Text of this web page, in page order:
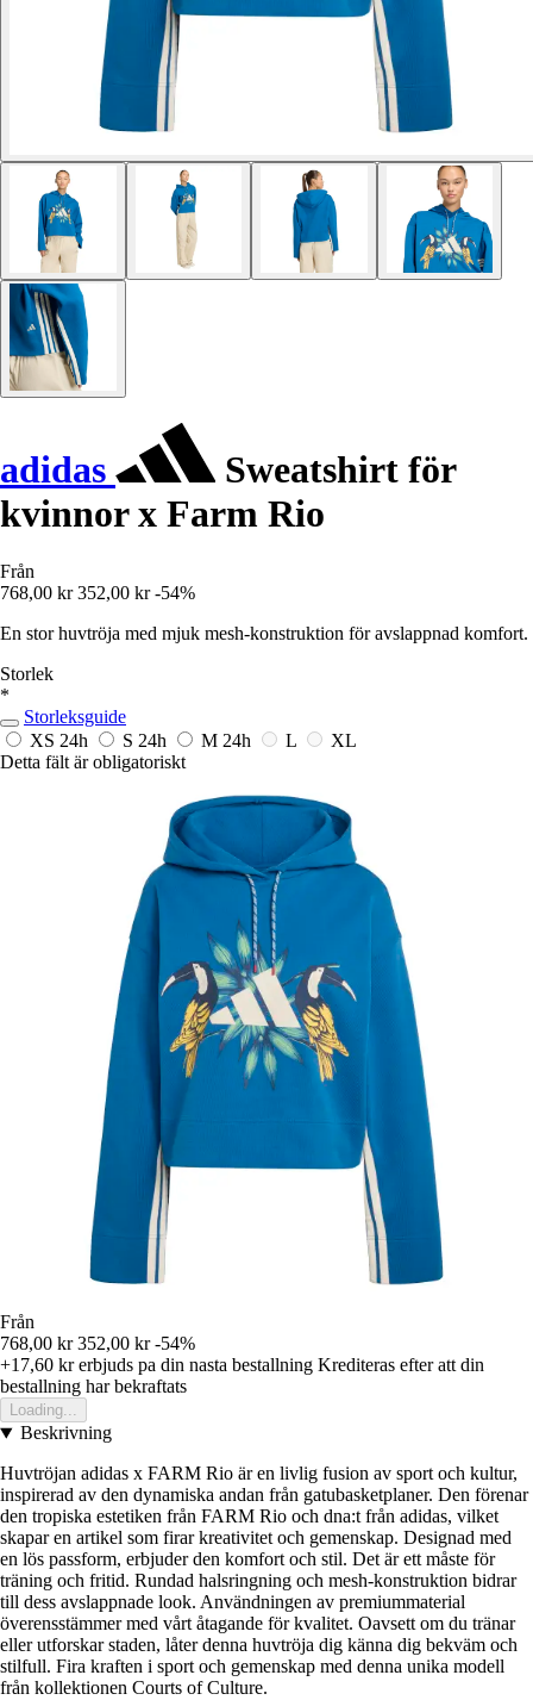
adidas
Sweatshirt för
kvinnor x Farm Rio
Från
768,00 kr 352,00 kr -54%
En stor huvtröja med mjuk mesh-konstruktion för avslappnad komfort.
Storlek
*
Storleksguide
XS 24h S 24h M 24h L
XL
Detta fält är obligatoriskt
Från
768,00 kr 352,00 kr -54%
+17,60 krerbjuds pa din nasta bestallning Krediteras efter att din
bestallning har bekraftats
Loading...
Beskrivning
Huvtröjan adidas x FARM Rio är en livlig fusion av sport och kultur,
inspirerad av den dynamiska andan från gatubasketplaner. Den förenar
den tropiska estetiken från FARM Rio och dna:t från adidas, vilket
skapar en artikel som firar kreativitet och gemenskap. Designad med
en lös passform, erbjuder den komfort och stil. Det är ett måste för
träning och fritid. Rundad halsringning och mesh-konstruktion bidrar
till dess avslappnade look. Användningen av premiummaterial
överensstämmer med vårt åtagande för kvalitet. Oavsett om du tränar
eller utforskar staden, låter denna huvtröja dig känna dig bekväm och
stilfull. Fira kraften i sport och gemenskap med denna unika modell
från kollektionen Courts of Culture.